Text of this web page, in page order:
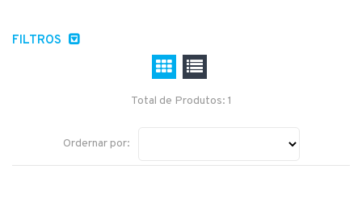
FILTROS
Total de Produtos: 1
Ordernar por: